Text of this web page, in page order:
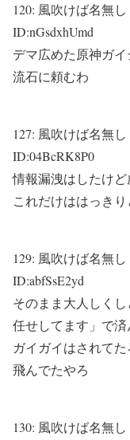
120: 風吹けば名無し
ID:nGsdxhUmd
デマ広めた原神ガ
流石に頼むわ
127: 風吹けば名無し
ID:04BcRK8P0
情報漏洩はしたけ
これだけははっき
129: 風吹けば名無し
ID:abfSsE2yd
そのまま大人しく
任せしてます」で
ガイガイはされて
飛んでたやろ
130: 風吹けば名無し